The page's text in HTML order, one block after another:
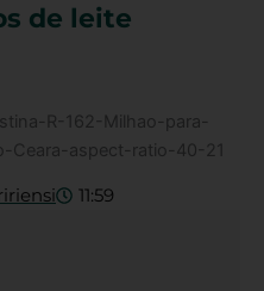
de leite
11:59